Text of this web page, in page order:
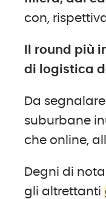
con,
Il round più
di logistica
Da
suburbane
che online,
Degni di
gli altrettanti